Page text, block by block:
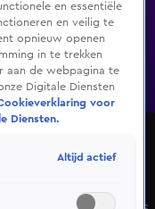
De Bondgenoten
en essentiële
en veilig te
opnieuw openen
in te trekken
aan de webpagina te
Digitale Diensten
voor
Diensten.
Altijd actief